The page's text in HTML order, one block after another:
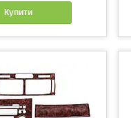
Купити